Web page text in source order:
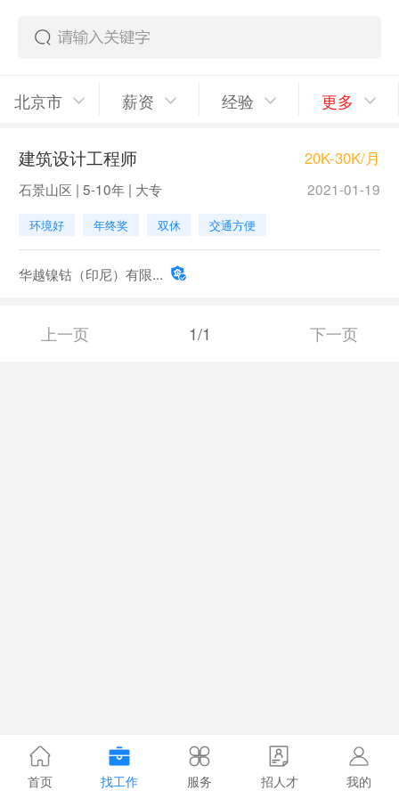
北京市 薪资 经验 更多
建筑设计工程师 20K-30K/月
石景山区 | 5-10年 | 大专 2021-01-19
环境好 年终奖 双休 交通方便
华越镍钴（印尼）有限...
上一页 1/1 下一页
首页 找工作 服务 招人才 我的